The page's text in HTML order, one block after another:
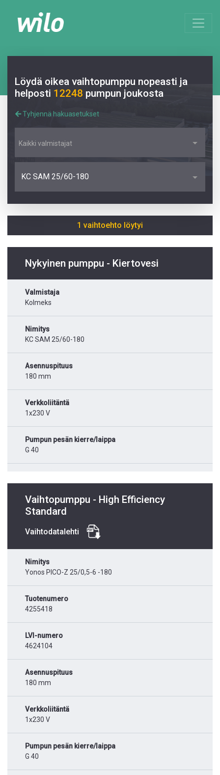
Löydä oikea vaihtopumppu nopeasti ja
helposti 12248 pumpun joukosta
Tyhjennä hakuasetukset
Kaikki valmistajat
KC SAM 25/60-180
1 vaihtoehto löytyi
Nykyinen pumppu - Kiertovesi
Valmistaja
Kolmeks
Nimitys
KC SAM 25/60-180
Asennuspituus
180 mm
Verkkoliitäntä
1x230 V
Pumpun pesän kierre/laippa
G 40
Vaihtopumppu - High Efficiency
Standard
Vaihtodatalehti
Nimitys
Yonos PICO-Z 25/0,5-6 -180
Tuotenumero
4255418
LVI-numero
4624104
Asennuspituus
180 mm
Verkkoliitäntä
1x230 V
Pumpun pesän kierre/laippa
G 40